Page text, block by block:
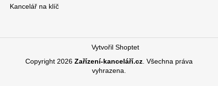
Kancelář na klíč
Vytvořil Shoptet
Copyright 2026 Zařízení-kanceláří.cz . Všechna práva
vyhrazena.